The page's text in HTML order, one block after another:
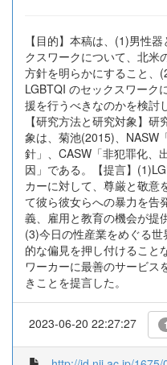
【目的】本稿は、(1)男性
クスワークについて、北米
方針を明らかにすること、
LGBTQI のセックスワーク
援を行うべきなのかを検討
【研究方法と研究対象】
象は、菊池(2015)、NASW
針」、CASW「非犯罪化、
因」である。【提言】
カーに対して、尊厳と敬意
て彼ら彼女らへの暴力を告
義、雇用と教育の機会が提
(3)今日の性産業をめぐる
的な偏見を押し付けること
ワーカーに最善のサービス
きことを提言した。
2023-06-20 22:27:27